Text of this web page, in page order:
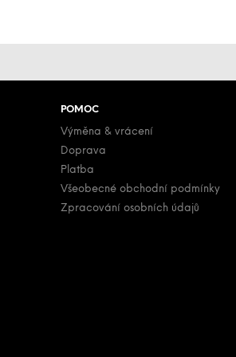
POMOC
Výměna & vrácení
Doprava
Platba
Všeobecné obchodní podmínky
Zpracování osobních údajů